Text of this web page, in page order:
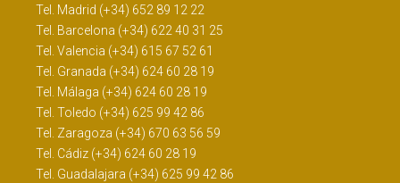
Tel. Madrid (+34) 652 89 12 22
Tel. Barcelona (+34) 622 40 31 25
Tel. Valencia (+34) 615 67 52 61
Tel. Granada (+34) 624 60 28 19
Tel. Málaga (+34) 624 60 28 19
Tel. Toledo (+34) 625 99 42 86
Tel. Zaragoza (+34) 670 63 56 59
Tel. Cádiz (+34) 624 60 28 19
Tel. Guadalajara (+34) 625 99 42 86